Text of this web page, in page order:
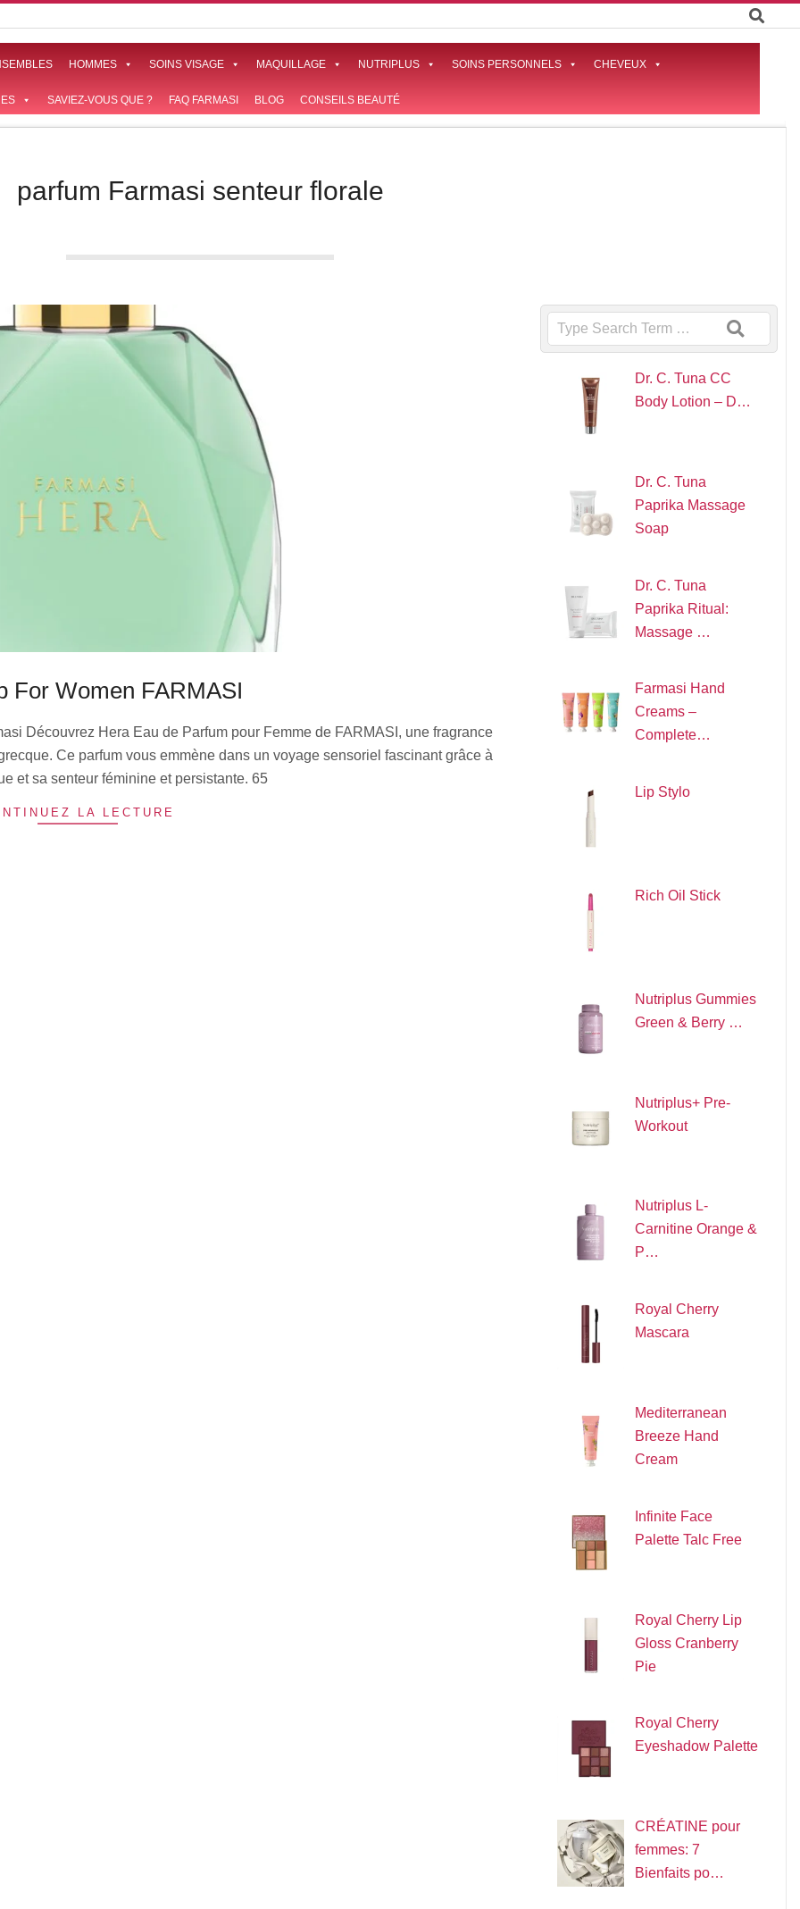
HOMMES SOINS VISAGE MAQUILLAGE NUTRIPLUS SOINS PERSONNELS CHEVEUX
SAVIEZ-VOUS QUE ? FAQ FARMASI BLOG CONSEILS BEAUTÉ
parfum Farmasi senteur florale
For Women FARMASI
Découvrez Hera Eau de Parfum pour Femme de FARMASI, une fragrance
Ce parfum vous emmène dans un voyage sensoriel fascinant grâce à
et sa senteur féminine et persistante. 65
LA LECTURE
Search
Dr. C. Tuna CC
Body Lotion – D…
Dr. C. Tuna
Paprika Massage
Soap
Dr. C. Tuna
Paprika Ritual:
Massage …
Farmasi Hand
Creams –
Complete…
Lip Stylo
Rich Oil Stick
Nutriplus Gummies
Green & Berry …
Nutriplus+ Pre-
Workout
Nutriplus L-
Carnitine Orange &
P…
Royal Cherry
Mascara
Mediterranean
Breeze Hand
Cream
Infinite Face
Palette Talc Free
Royal Cherry Lip
Gloss Cranberry
Pie
Royal Cherry
Eyeshadow Palette
CRÉATINE pour
femmes: 7
Bienfaits po…